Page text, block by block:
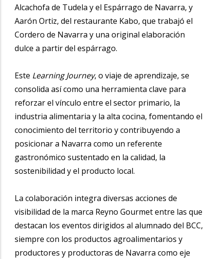
Alcachofa de Tudela y el Espárrago de Navarra, y
Aarón Ortiz, del restaurante Kabo, que trabajó el
Cordero de Navarra y una original elaboración
dulce a partir del espárrago.
Este Learning Journey, o viaje de aprendizaje, se
consolida así como una herramienta clave para
reforzar el vínculo entre el sector primario, la
industria alimentaria y la alta cocina, fomentando el
conocimiento del territorio y contribuyendo a
posicionar a Navarra como un referente
gastronómico sustentado en la calidad, la
sostenibilidad y el producto local.
La colaboración integra diversas acciones de
visibilidad de la marca Reyno Gourmet entre las que
destacan los eventos dirigidos al alumnado del BCC,
siempre con los productos agroalimentarios y
productores y productoras de Navarra como eje